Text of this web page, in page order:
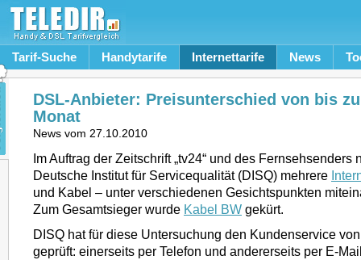
Tarif-Suche Handytarife Internettarife News
DSL-Anbieter: Preisunterschied von bis
Monat
News vom 27.10.2010
Im Auftrag der Zeitschrift „tv24“ und des Fernsehsenders
Deutsche Institut für Servicequalität (DISQ) mehrere
und Kabel – unter verschiedenen Gesichtspunkten
Zum Gesamtsieger wurde Kabel BW gekürt.
DISQ hat für diese Untersuchung den Kundenservice
geprüft: einerseits per Telefon und andererseits per E-